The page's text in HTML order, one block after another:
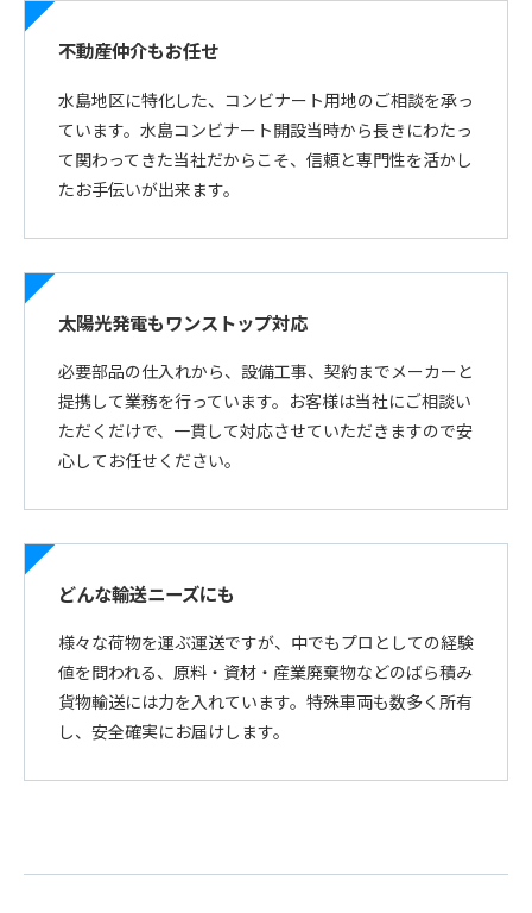
不動産仲介もお任せ
水島地区に特化した、コンビナート用地のご相談を承っ
ています。水島コンビナート開設当時から長きにわたっ
て関わってきた当社だからこそ、信頼と専門性を活かし
たお手伝いが出来ます。
太陽光発電もワンストップ対応
必要部品の仕入れから、設備工事、契約までメーカーと
提携して業務を行っています。お客様は当社にご相談い
ただくだけで、一貫して対応させていただきますので安
心してお任せください。
どんな輸送ニーズにも
様々な荷物を運ぶ運送ですが、中でもプロとしての経験
値を問われる、原料・資材・産業廃棄物などのばら積み
貨物輸送には力を入れています。特殊車両も数多く所有
し、安全確実にお届けします。